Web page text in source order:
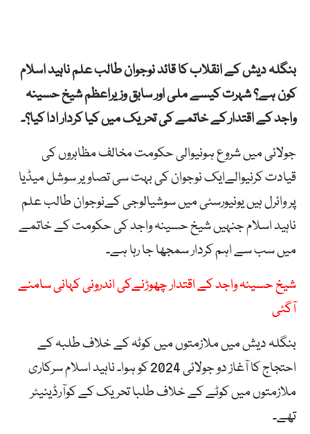
بنگلہ دیش کے انقلاب کا قائد نوجوان طالب علم ناہید اسلام
کون ہے؟ شہرت کیسے ملی اور سابق وزیراعظم شیخ حسینہ
واجد کے اقتدار کے خاتمے کی تحریک میں کیا کردار ادا کیا؟۔
جولائی میں شروع ہونیوالی حکومت مخالف مظاہروں کی
قیادت کرنیوالےایک نوجوان کی بہت سی تصاویر سوشل میڈیا
پر وائرل ہیں یونیورسٹی میں سوشیالوجی کےنوجوان طالب علم
ناہید اسلام جنہیں شیخ حسینہ واجد کی حکومت کے خاتمے
میں سب سے اہم کردار سمجھا جا رہا ہے۔
شیخ حسینہ واجد کے اقتدار چھوڑنےکی اندرونی کہانی سامنے
آگئی
بنگلہ دیش میں ملازمتوں میں کوٹہ کے خلاف طلبہ کے
احتجاج کا آغاز دو جولائی 2024 کو ہوا۔ ناہید اسلام سرکاری
ملازمتوں میں کوٹے کے خلاف طلبا تحریک کے کوآرڈینیٹر
تھے۔